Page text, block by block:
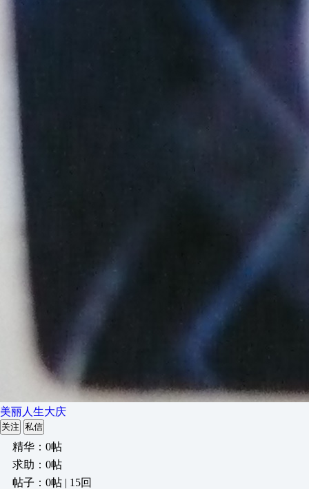
美丽人生大庆
关注 私信
精华：0帖
求助：0帖
帖子：0帖 | 15回